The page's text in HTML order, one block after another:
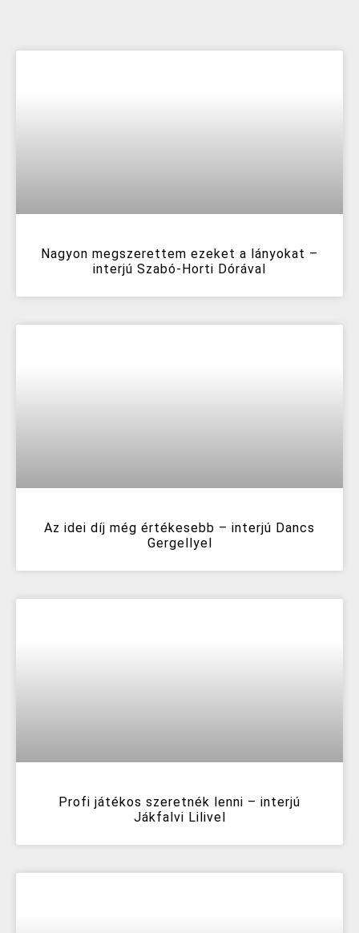
Nagyon megszerettem ezeket a lányokat –
interjú Szabó-Horti Dórával
Az idei díj még értékesebb – interjú Dancs
Gergellyel
Profi játékos szeretnék lenni – interjú
Jákfalvi Lilivel